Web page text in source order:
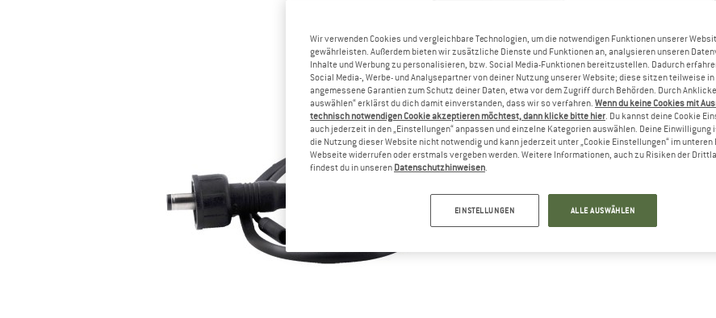
Wir verwenden Cookies und vergleichbare Technologien, um die notwendigen Funktionen unserer
gewährleisten. Außerdem bieten wir zusätzliche Dienste und Funktionen an, analysieren unseren
Inhalte und Werbung zu personalisieren, bzw. Social Media-Funktionen bereitzustellen. Dadurch
Social Media-, Werbe- und Analysepartner von deiner Nutzung unserer Website; diese sitzen teilweise
angemessene Garantien zum Schutz deiner Daten, etwa vor dem Zugriff durch Behörden. Durch
auswählen“ erklärst du dich damit einverstanden, dass wir so verfahren. Wenn du keine Cookies mit
technisch notwendigen Cookie akzeptieren möchtest, dann klicke bitte hier. Du kannst deine Cookie
auch jederzeit in den „Einstellungen“ anpassen und einzelne Kategorien auswählen. Deine
die Nutzung dieser Website nicht notwendig und kann jederzeit unter „Cookie Einstellungen“ im
Webseite widerrufen oder erstmals vergeben werden. Weitere Informationen, auch zu Risiken der
findest du in unseren Datenschutzhinweisen.
EINSTELLUNGEN ALLE AUSWÄHLEN